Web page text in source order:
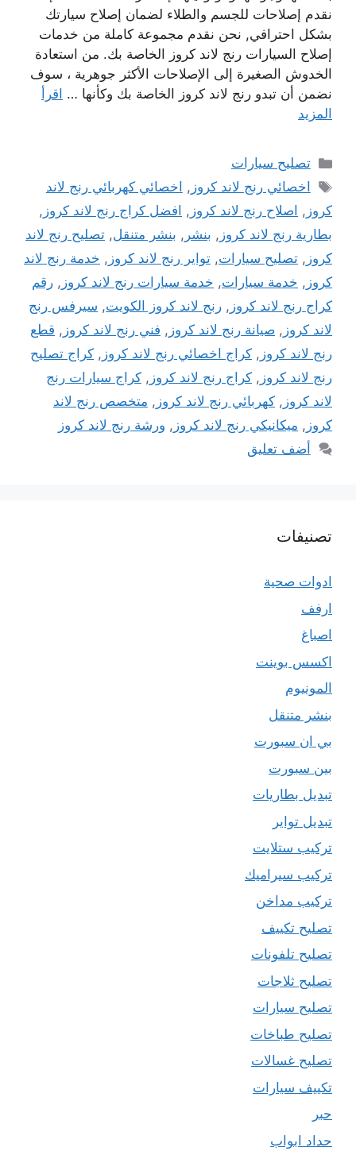
نقدم إصلاحات للجسم والطلاء لضمان إصلاح سيارتك
بشكل احترافي, نحن نقدم مجموعة كاملة من خدمات
إصلاح السيارات رنج لاند كروز الخاصة بك. من استعادة
الخدوش الصغيرة إلى الإصلاحات الأكثر جوهرية ، سوف
نضمن أن تبدو رنج لاند كروز الخاصة بك وكأنها … اقرأ
المزيد
التصنيفات
تصليح سيارات
الوسوم
اخصائي رنج لاند كروز , اخصائي كهربائي رنج لاند
كروز , اصلاح رنج لاند كروز , افضل كراج رنج لاند كروز ,
بطارية رنج لاند كروز , بنشر , بنشر متنقل, تصليح رنج لاند
كروز , تصليح سيارات, تواير رنج لاند كروز , خدمة رنج لاند
كروز , خدمة سيارات, خدمة سيارات رنج لاند كروز , رقم
كراج رنج لاند كروز , رنج لاند كروز الكويت, سيرفس رنج
لاند كروز , صيانة رنج لاند كروز , فني رنج لاند كروز , قطع
رنج لاند كروز , كراج اخصائي رنج لاند كروز , كراج تصليح
رنج لاند كروز , كراج رنج لاند كروز , كراج سيارات رنج
لاند كروز , كهربائي رنج لاند كروز , متخصص رنج لاند
كروز , ميكانيكي رنج لاند كروز , ورشة رنج لاند كروز
أضف تعليق
تصنيفات
ادوات صحية
ارفف
اصباغ
اكسس بوينت
المونيوم
بنشر متنقل
بي ان سبورت
بين سبورت
تبديل بطاريات
تبديل تواير
تركيب ستلايت
تركيب سيراميك
تركيب مداخن
تصليح تكييف
تصليح تلفونات
تصليح ثلاجات
تصليح سيارات
تصليح طباخات
تصليح غسالات
تكييف سيارات
حبر
حداد ابواب